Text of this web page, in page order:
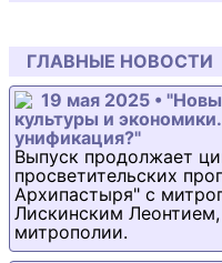
ГЛАВНЫЕ НОВОСТИ
19 мая 2025 •
культуры и
унификация?"
Выпуск продолжает
просветительских
Архипастыря" с
Лискинским
митрополии.